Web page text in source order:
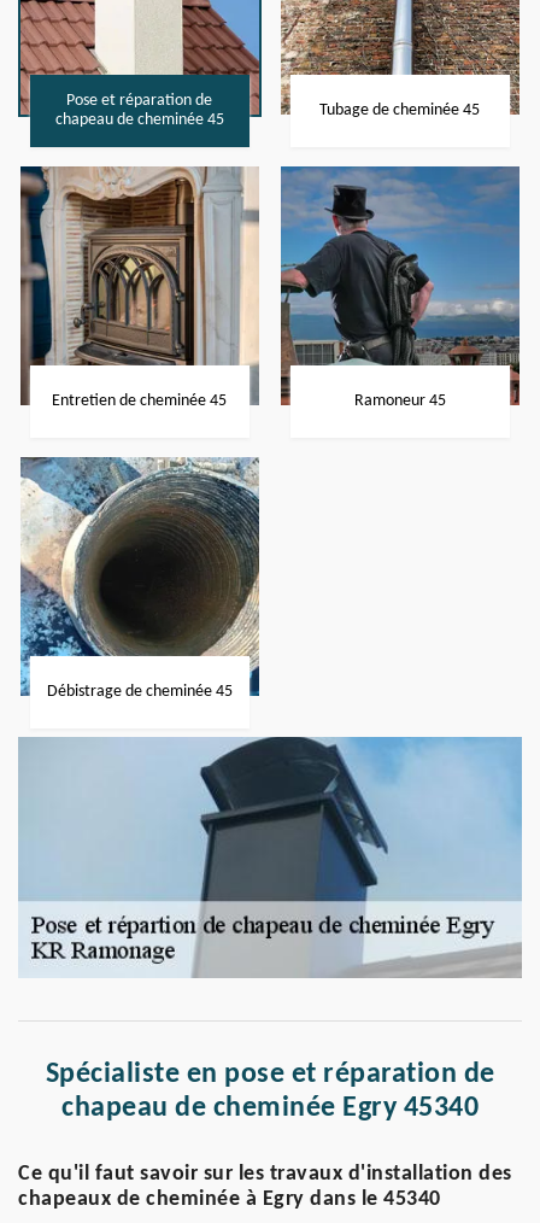
Pose et réparation de
chapeau de cheminée 45
Tubage de cheminée 45
Entretien de cheminée 45 Ramoneur 45
Débistrage de cheminée 45
Spécialiste en pose et réparation de
chapeau de cheminée Egry 45340
Ce qu'il faut savoir sur les travaux d'installation des
chapeaux de cheminée à Egry dans le 45340